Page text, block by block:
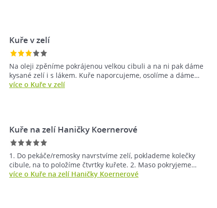
Kuře v zelí
Na oleji zpěníme pokrájenou velkou cibuli a na ni pak dáme
kysané zelí i s lákem. Kuře naporcujeme, osolíme a dáme…
více o Kuře v zelí
Kuře na zelí Haničky Koernerové
1. Do pekáče/remosky navrstvíme zelí, poklademe kolečky
cibule, na to položíme čtvrtky kuřete. 2. Maso pokryjeme…
více o Kuře na zelí Haničky Koernerové